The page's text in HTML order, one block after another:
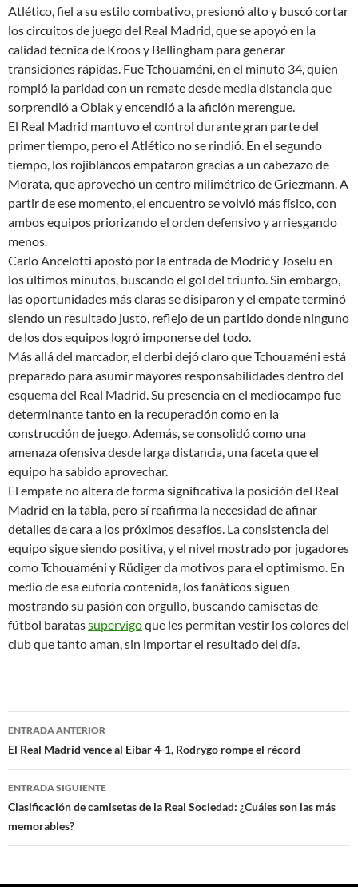
Atlético, fiel a su estilo combativo, presionó alto y buscó cortar
los circuitos de juego del Real Madrid, que se apoyó en la
calidad técnica de Kroos y Bellingham para generar
transiciones rápidas. Fue Tchouaméni, en el minuto 34, quien
rompió la paridad con un remate desde media distancia que
sorprendió a Oblak y encendió a la afición merengue.
El Real Madrid mantuvo el control durante gran parte del
primer tiempo, pero el Atlético no se rindió. En el segundo
tiempo, los rojiblancos empataron gracias a un cabezazo de
Morata, que aprovechó un centro milimétrico de Griezmann. A
partir de ese momento, el encuentro se volvió más físico, con
ambos equipos priorizando el orden defensivo y arriesgando
menos.
Carlo Ancelotti apostó por la entrada de Modrić y Joselu en
los últimos minutos, buscando el gol del triunfo. Sin embargo,
las oportunidades más claras se disiparon y el empate terminó
siendo un resultado justo, reflejo de un partido donde ninguno
de los dos equipos logró imponerse del todo.
Más allá del marcador, el derbi dejó claro que Tchouaméni está
preparado para asumir mayores responsabilidades dentro del
esquema del Real Madrid. Su presencia en el mediocampo fue
determinante tanto en la recuperación como en la
construcción de juego. Además, se consolidó como una
amenaza ofensiva desde larga distancia, una faceta que el
equipo ha sabido aprovechar.
El empate no altera de forma significativa la posición del Real
Madrid en la tabla, pero sí reafirma la necesidad de afinar
detalles de cara a los próximos desafíos. La consistencia del
equipo sigue siendo positiva, y el nivel mostrado por jugadores
como Tchouaméni y Rüdiger da motivos para el optimismo. En
medio de esa euforia contenida, los fanáticos siguen
mostrando su pasión con orgullo, buscando camisetas de
fútbol baratassupervigoque les permitan vestir los colores del
club que tanto aman, sin importar el resultado del día.
Navegación
de
entradas
ENTRADA ANTERIOR
El Real Madrid vence al Eibar 4-1, Rodrygo rompe el récord
ENTRADA SIGUIENTE
Clasificación de camisetas de la Real Sociedad: ¿Cuáles son las más
memorables?